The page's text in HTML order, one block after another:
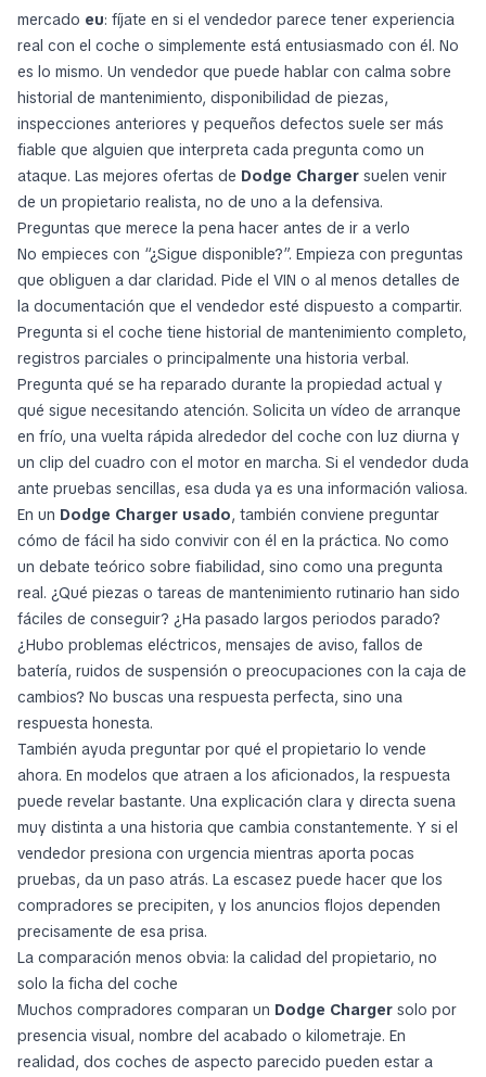
mercado eu: fíjate en si el vendedor parece tener experiencia
real con el coche o simplemente está entusiasmado con él. No
es lo mismo. Un vendedor que puede hablar con calma sobre
historial de mantenimiento, disponibilidad de piezas,
inspecciones anteriores y pequeños defectos suele ser más
fiable que alguien que interpreta cada pregunta como un
ataque. Las mejores ofertas de Dodge Charger suelen venir
de un propietario realista, no de uno a la defensiva.
Preguntas que merece la pena hacer antes de ir a verlo
No empieces con “¿Sigue disponible?”. Empieza con preguntas
que obliguen a dar claridad. Pide el VIN o al menos detalles de
la documentación que el vendedor esté dispuesto a compartir.
Pregunta si el coche tiene historial de mantenimiento completo,
registros parciales o principalmente una historia verbal.
Pregunta qué se ha reparado durante la propiedad actual y
qué sigue necesitando atención. Solicita un vídeo de arranque
en frío, una vuelta rápida alrededor del coche con luz diurna y
un clip del cuadro con el motor en marcha. Si el vendedor duda
ante pruebas sencillas, esa duda ya es una información valiosa.
En un Dodge Charger usado, también conviene preguntar
cómo de fácil ha sido convivir con él en la práctica. No como
un debate teórico sobre fiabilidad, sino como una pregunta
real. ¿Qué piezas o tareas de mantenimiento rutinario han sido
fáciles de conseguir? ¿Ha pasado largos periodos parado?
¿Hubo problemas eléctricos, mensajes de aviso, fallos de
batería, ruidos de suspensión o preocupaciones con la caja de
cambios? No buscas una respuesta perfecta, sino una
respuesta honesta.
También ayuda preguntar por qué el propietario lo vende
ahora. En modelos que atraen a los aficionados, la respuesta
puede revelar bastante. Una explicación clara y directa suena
muy distinta a una historia que cambia constantemente. Y si el
vendedor presiona con urgencia mientras aporta pocas
pruebas, da un paso atrás. La escasez puede hacer que los
compradores se precipiten, y los anuncios flojos dependen
precisamente de esa prisa.
La comparación menos obvia: la calidad del propietario, no
solo la ficha del coche
Muchos compradores comparan un Dodge Charger solo por
presencia visual, nombre del acabado o kilometraje. En
realidad, dos coches de aspecto parecido pueden estar a